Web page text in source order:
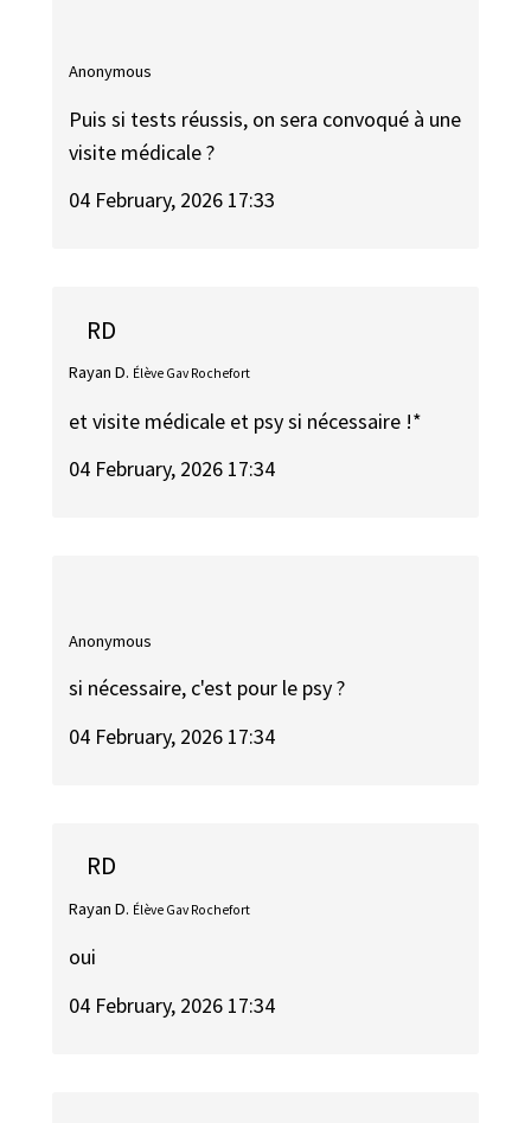
Anonymous
Puis si tests réussis, on sera convoqué à une
visite médicale ?
04 February, 2026 17:33
RD
Rayan D. Élève Gav Rochefort
et visite médicale et psy si nécessaire !*
04 February, 2026 17:34
Anonymous
si nécessaire, c'est pour le psy ?
04 February, 2026 17:34
RD
Rayan D. Élève Gav Rochefort
oui
04 February, 2026 17:34